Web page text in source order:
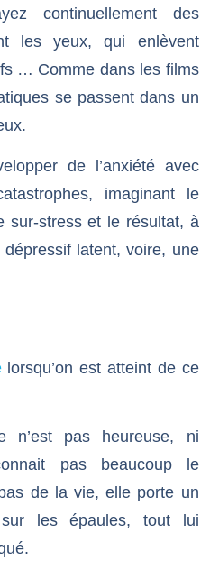
continuellement des
les yeux, qui enlèvent
… Comme dans les films
se passent dans un
de l’anxiété avec
imaginant le
sur-stress et le résultat, à
latent, voire, une
lorsqu’on est atteint de ce
n’est pas heureuse, ni
pas beaucoup le
de la vie, elle porte un
les épaules, tout lui